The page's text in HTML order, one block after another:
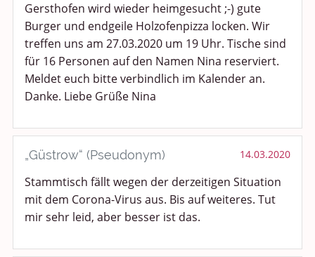
Smalltalk
Persönliches
Treffen und Stammtische
Sport & Freizeit
Shopping und Bekleidung
Gersthofen wird wieder heimgesucht ;-) gute
Burger und endgeile Holzofenpizza locken. Wir
treffen uns am 27.03.2020 um 19 Uhr. Tische sind
für 16 Personen auf den Namen Nina reserviert.
Meldet euch bitte verbindlich im Kalender an.
Danke. Liebe Grüße Nina
„Güstrow“ (Pseudonym) 14.03.2020
Stammtisch fällt wegen der derzeitigen Situation
mit dem Corona-Virus aus. Bis auf weiteres. Tut
mir sehr leid, aber besser ist das.